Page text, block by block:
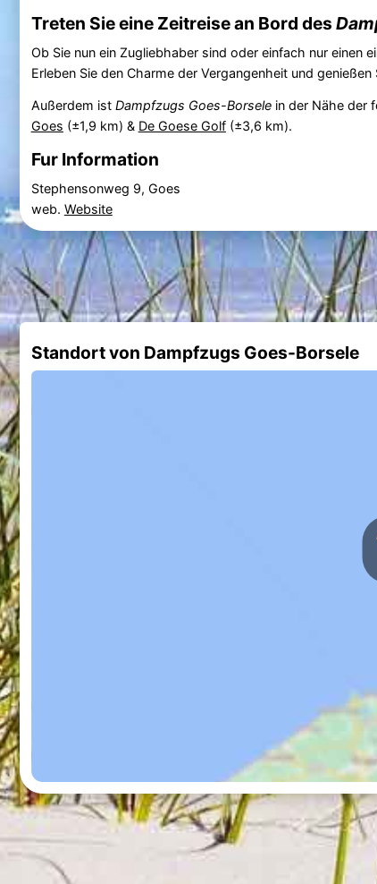
Treten Sie eine Zeitreise an Bord des
Ob Sie nun ein Zugliebhaber sind oder einfach nur einen
Erleben Sie den Charme der Vergangenheit und
Außerdem ist Dampfzugs Goes-Borselein der Nähe der
Goes (±1,9 km) & De Goese Golf(±3,6 km).
Fur Information
Stephensonweg 9, Goes
web. Website
Standort von Dampfzugs Goes-Borsele